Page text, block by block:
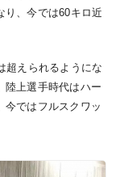
り、今では60キロ近
超えられるようにな
陸上選手時代はハー
今ではフルスクワッ